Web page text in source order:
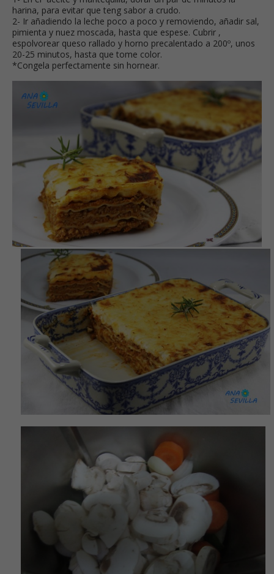
harina, para evitar que teng sabor a crudo.
2- Ir añadiendo la leche poco a poco y removiendo, añadir sal,
pimienta y nuez moscada, hasta que espese. Cubrir ,
espolvorear queso rallado y horno precalentado a 200º, unos
20-25 minutos, hasta que tome color.
*Congela perfectamente sin hornear.